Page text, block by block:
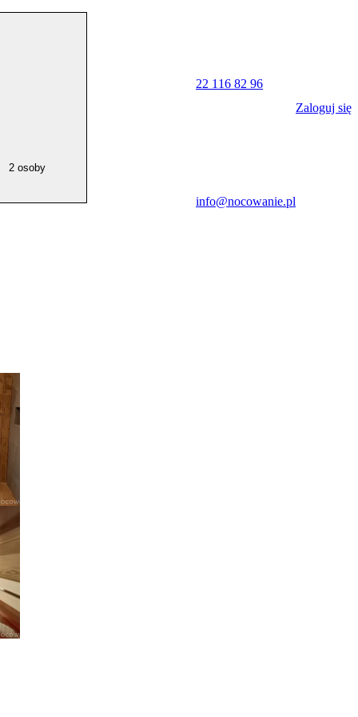
2 osoby
22 116 82 96
info@nocowanie.pl
Zaloguj się